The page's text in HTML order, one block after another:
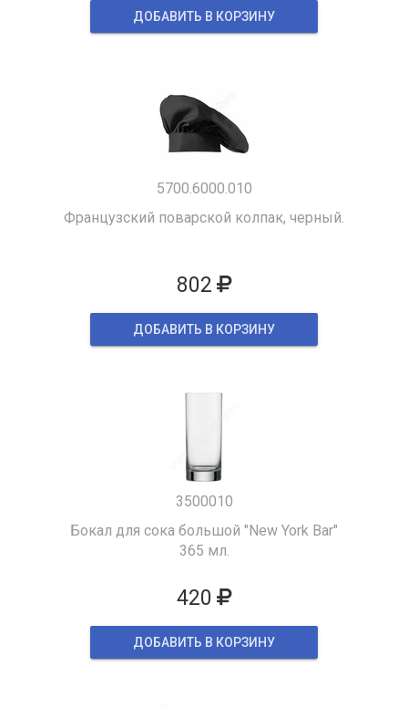
ДОБАВИТЬ В КОРЗИНУ
5700.6000.010
Французский поварской колпак, черный.
802
ДОБАВИТЬ В КОРЗИНУ
3500010
Бокал для сока большой "New York Bar"
365 мл.
420
ДОБАВИТЬ В КОРЗИНУ